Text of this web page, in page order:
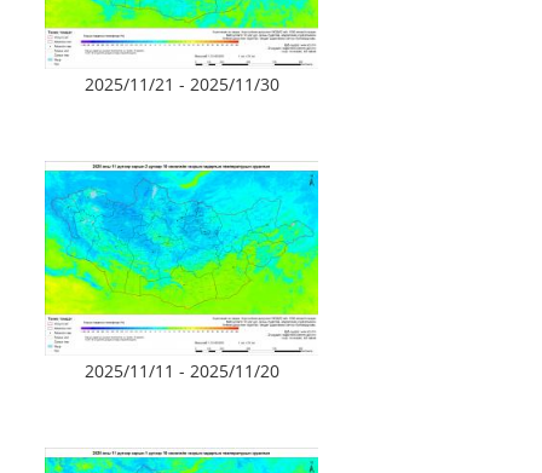
2025/11/21 - 2025/11/30
2025/11/11 - 2025/11/20